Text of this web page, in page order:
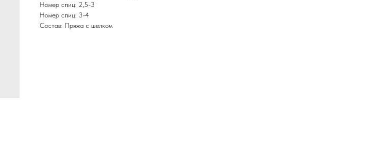
Номер спиц: 2,5-3
Номер спиц: 3-4
Состав: Пряжа с шелком